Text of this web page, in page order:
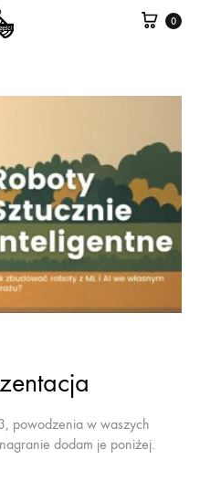
0
powodzenia w waszych
dodam je poniżej.